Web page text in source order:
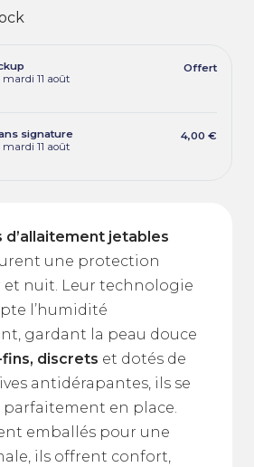
11 août
Offert
signature
11 août
4,00 €
d’allaitement jetables
une protection
et nuit. Leur technologie
l’humidité
gardant la peau douce
fins, discrets et dotés de
antidérapantes, ils se
en place.
emballés pour une
ils offrent confort,